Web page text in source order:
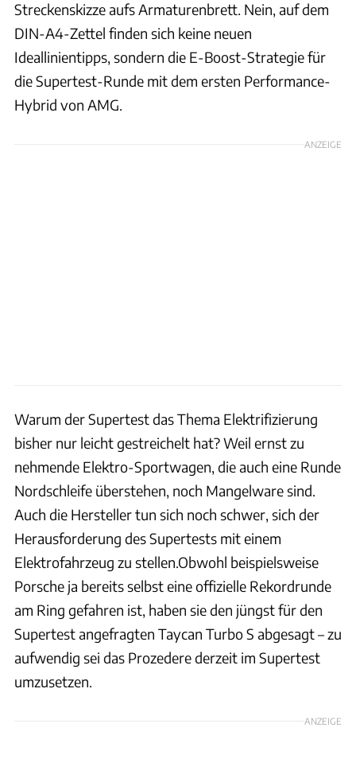
Streckenskizze aufs Armaturenbrett. Nein, auf dem
DIN-A4-Zettel finden sich keine neuen
Ideallinientipps, sondern die E-Boost-Strategie für
die Supertest-Runde mit dem ersten Performance-
Hybrid von AMG.
ANZEIGE
Warum der Supertest das Thema Elektrifizierung
bisher nur leicht gestreichelt hat? Weil ernst zu
nehmende Elektro-Sportwagen, die auch eine Runde
Nordschleife überstehen, noch Mangelware sind.
Auch die Hersteller tun sich noch schwer, sich der
Herausforderung des Supertests mit einem
Elektrofahrzeug zu stellen.Obwohl beispielsweise
Porsche ja bereits selbst eine offizielle Rekordrunde
am Ring gefahren ist, haben sie den jüngst für den
Supertest angefragten Taycan Turbo S abgesagt – zu
aufwendig sei das Prozedere derzeit im Supertest
umzusetzen.
ANZEIGE